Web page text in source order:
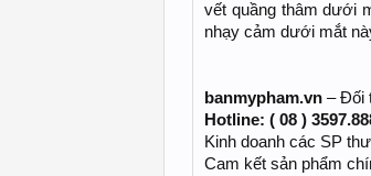
vết quầng thâm dưới
nhạy cảm dưới mắt
banmypham.vn – Đối
Hotline: ( 08 )
Kinh doanh các SP
Cam kết sản phẩm